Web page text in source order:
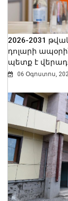
2026-2031
դոլարի
պետք է
06 Օգոստոս,